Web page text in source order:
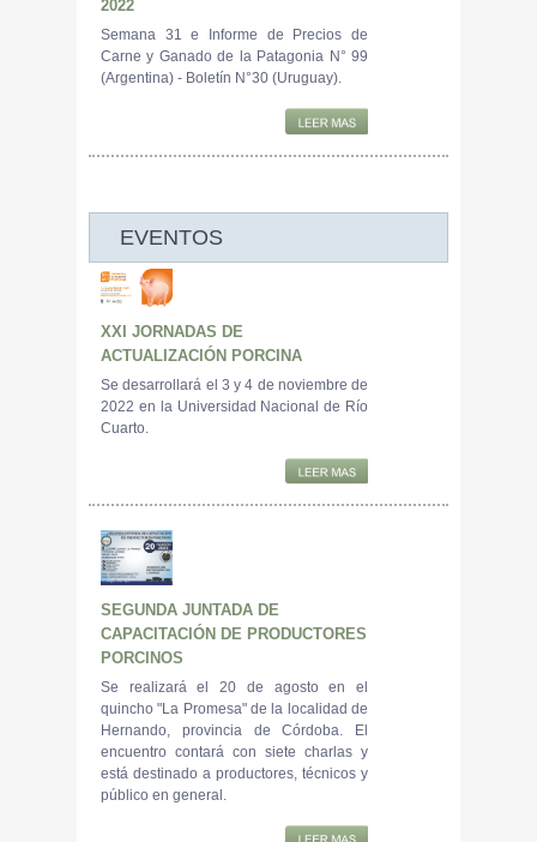
2022
Semana 31 e Informe de Precios de
Carne y Ganado de la Patagonia N° 99
(Argentina) - Boletín N°30 (Uruguay).
EVENTOS
XXI JORNADAS DE
ACTUALIZACIÓN PORCINA
Se desarrollará el 3 y 4 de noviembre de
2022 en la Universidad Nacional de Río
Cuarto.
SEGUNDA JUNTADA DE
CAPACITACIÓN DE PRODUCTORES
PORCINOS
Se realizará el 20 de agosto en el
quincho "La Promesa" de la localidad de
Hernando, provincia de Córdoba. El
encuentro contará con siete charlas y
está destinado a productores, técnicos y
público en general.